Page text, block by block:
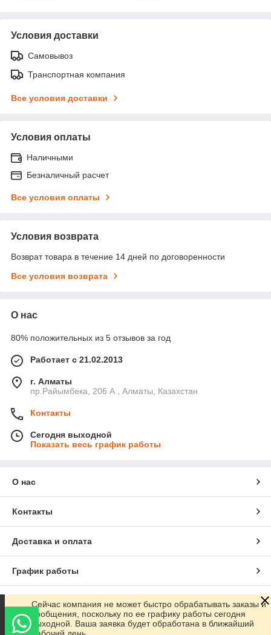
Условия доставки
Самовывоз
Транспортная компания
Все условия доставки
Условия оплаты
Наличными
Безналичный расчет
Все условия оплаты
Условия возврата
Возврат товара в течение 14 дней по договоренности
Все условия возврата
О нас
80% положительных из 5 отзывов за год
Работает с 21.02.2013
г. Алматы
пр.Райымбека, 206 А , Алматы, Казахстан
Контакты
Сегодня выходной
Показать весь график работы
О нас
Контакты
Доставка и оплата
График работы
Полная версия сайта
Сайт создан на маркетплейсе Satu.kz
Сейчас компания не может быстро обрабатывать заказы и
сообщения, поскольку по ее графику работы сегодня
выходной. Ваша заявка будет обработана в ближайший